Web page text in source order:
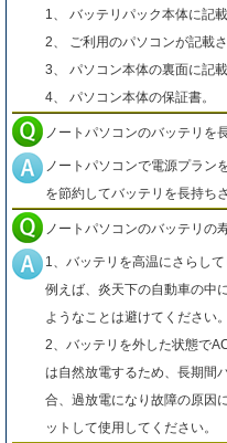
1、 バッテリパック本体に記
2、 ご利用のパソコンが記載
3、 パソコン本体の裏面に記
4、 パソコン本体の保証書。
ノートパソコンのバッテリを
ノートパソコンで電源プラン
を節約してバッテリを長持ち
ノートパソコンのバッテリの
1、バッテリを高温にさらして
例えば、炎天下の自動車の中
ようなことは避けてください。
2、バッテリを外した状態で
は自然放電するため、長期間
合、過放電になり故障の原因
ットして使用してください。